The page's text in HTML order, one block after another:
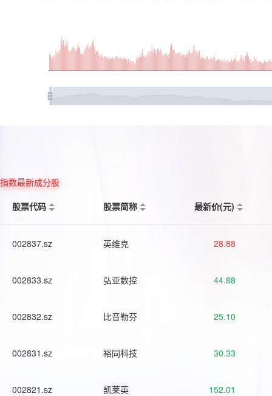
指数最新成分股
股票代码
股票简称 最新价(元)
002837.sz 英维克 28.88
002833.sz 弘亚数控 44.88
002832.sz 比音勒芬 25.10
002831.sz 裕同科技 30.33
002821.sz 凯莱英 152.01